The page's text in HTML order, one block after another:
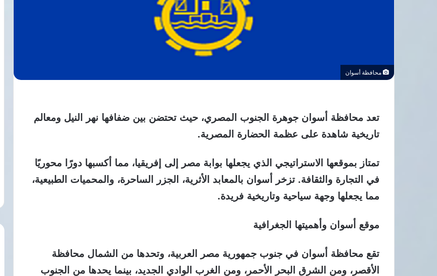
محافظة أسوان
تعد محافظة أسوان جوهرة الجنوب المصري، حيث تحتضن بين ضفافها نهر النيل ومعالم
تاريخية شاهدة على عظمة الحضارة المصرية.
تمتاز بموقعها الاستراتيجي الذي يجعلها بوابة مصر إلى إفريقيا، مما أكسبها دورًا محوريًا
في التجارة والثقافة. تزخر أسوان بالمعابد الأثرية، الجزر الساحرة، والمحميات الطبيعية،
مما يجعلها وجهة سياحية وتاريخية فريدة.
موقع أسوان وأهميتها الجغرافية
تقع محافظة أسوان في جنوب جمهورية مصر العربية، وتحدها من الشمال محافظة
الأقصر، ومن الشرق البحر الأحمر، ومن الغرب الوادي الجديد، بينما يحدها من الجنوب